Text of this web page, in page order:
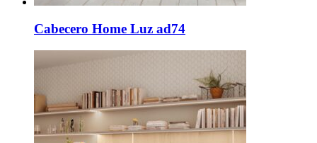
Cabecero Home Luz ad74